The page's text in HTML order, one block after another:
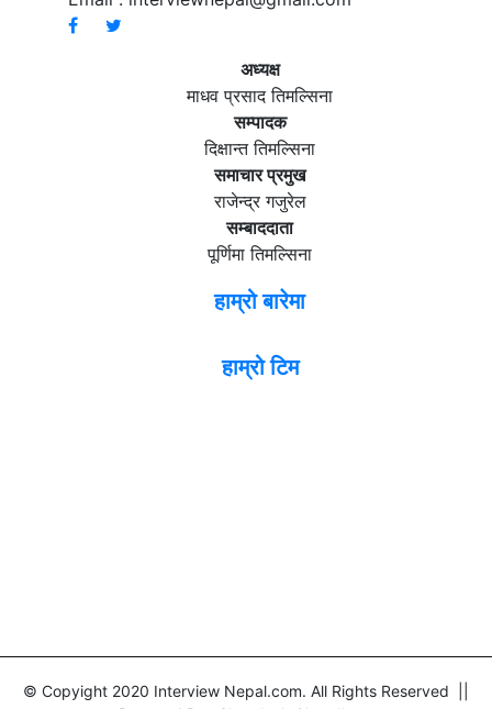
अध्यक्ष
माधव प्रसाद तिमल्सिना
सम्पादक
दिक्षान्त तिमल्सिना
समाचार प्रमुख
राजेन्द्र गजुरेल
सम्बाददाता
पूर्णिमा तिमल्सिना
हाम्रो बारेमा
हाम्रो टिम
© Copyight 2020 Interview Nepal.com. All Rights Reserved ||